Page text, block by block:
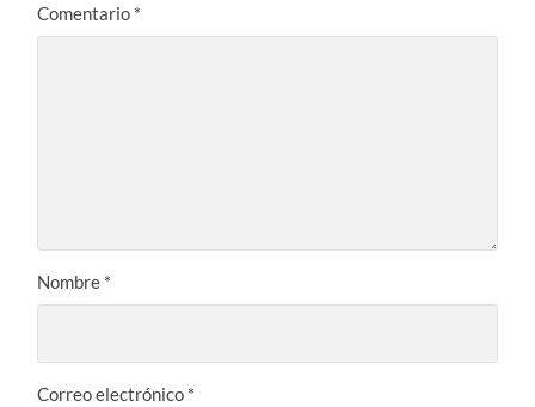
Comentario *
Nombre *
Correo electrónico *